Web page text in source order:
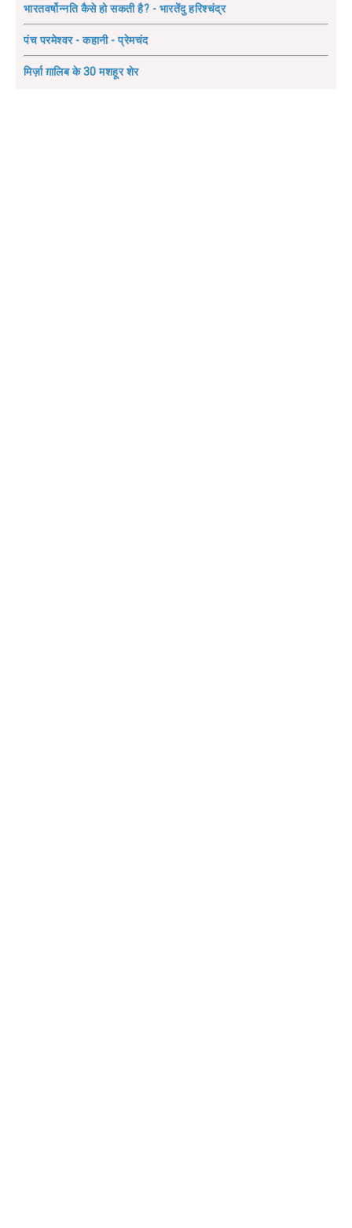
भारतवर्षोन्नति कैसे हो सकती है? - भारतेंदु हरिश्चंद्र
पंच परमेश्वर - कहानी - प्रेमचंद
मिर्ज़ा ग़ालिब के 30 मशहूर शेर